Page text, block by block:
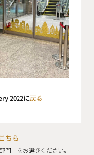
2022に戻る
こちら
」をお選びください。